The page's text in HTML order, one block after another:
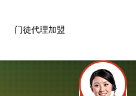
门徒代理加盟